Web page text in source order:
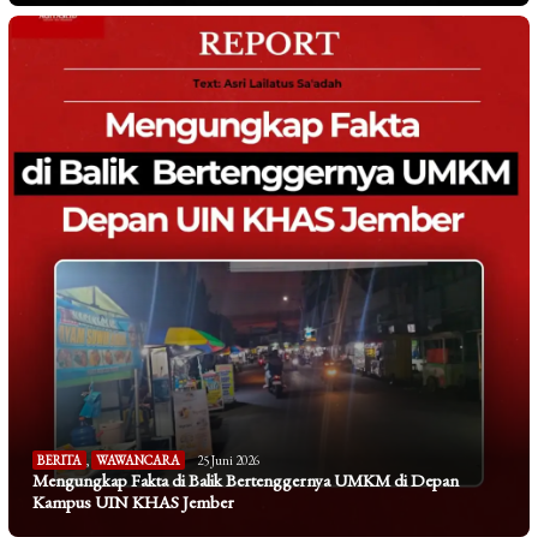
BERITA WAWANCARA 25 Juni 2026
Mengungkap Fakta di Balik Bertenggernya UMKM di Depan
Kampus UIN KHAS Jember